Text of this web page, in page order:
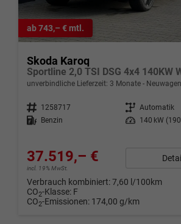
ab 743,– € mtl.
Skoda Karoq
Sportline 2,0 TSI DSG 4x4 140KW
unverbindliche Lieferzeit: 3 Monate Neuwagen
Fahrzeugnr. 1258717 Getriebe Automatik
Kraftstoff
Benzin Leistung 140 kW
37.519,– €
incl. 19% MwSt.
Verbrauch kombiniert:7,60 l/100km
CO2-Klasse: F
CO2-Emissionen: 174,00 g/km